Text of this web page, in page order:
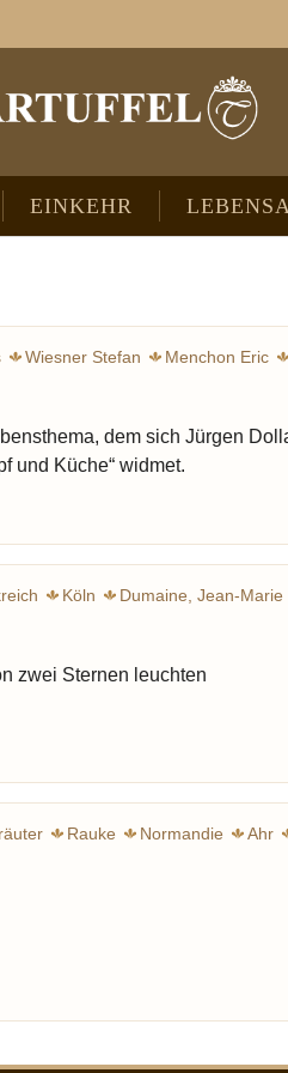
EINKEHR
Wiesner Stefan Menchon Eric
dem sich Jürgen
und Küche“ widmet.
Köln Dumaine, Jean-Marie
zwei Sternen leuchten
Rauke Normandie Ahr